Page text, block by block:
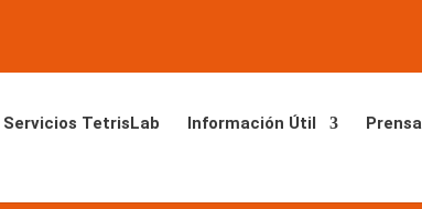
Servicios TetrisLab Información Útil Prensa